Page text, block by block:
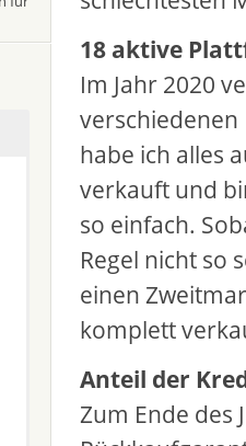
18 aktive
Im Jahr 2020
habe ich alles
verkauft und
so einfach.
Regel nicht so
einen
komplett
Anteil der
Zum Ende des